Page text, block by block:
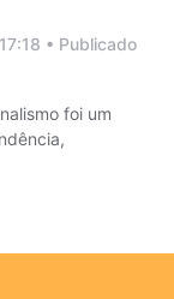
• Publicado
foi um